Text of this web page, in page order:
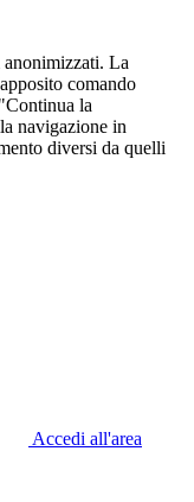
La
comando
la
navigazione in
diversi da quelli
Accedi all'area